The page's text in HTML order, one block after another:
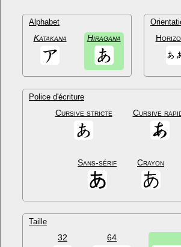
Alphabet
Katakana Hiragana
Police d'écriture
Cursive stricte Cursive
Sans-sérif Crayon
Taille
32 64